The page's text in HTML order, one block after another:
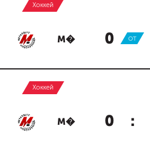
Хоккей
М� 0 :
ОТ
Хоккей
М� 0 :